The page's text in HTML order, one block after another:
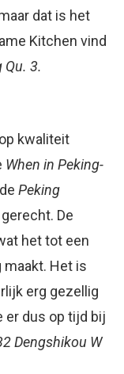
dat is het
Kitchen vind
Qu. 3.
kwaliteit
When in Peking-
Peking
De
het tot een
maakt. Het is
erg gezellig
er dus op tijd bij
Dengshikou W